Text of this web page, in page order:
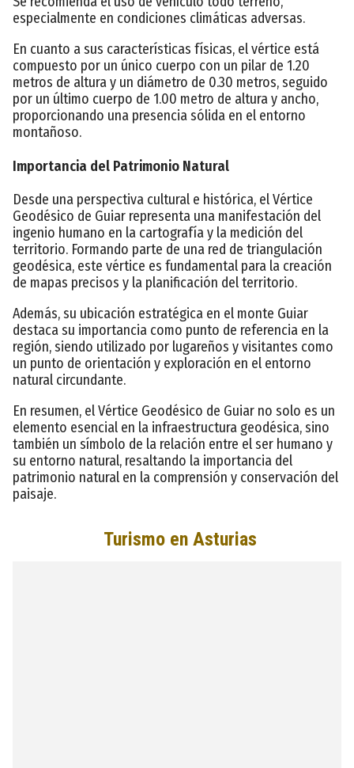
especialmente en condiciones climáticas adversas.
En cuanto a sus características físicas, el vértice está
compuesto por un único cuerpo con un pilar de 1.20
metros de altura y un diámetro de 0.30 metros, seguido
por un último cuerpo de 1.00 metro de altura y ancho,
proporcionando una presencia sólida en el entorno
montañoso.
Importancia del Patrimonio Natural
Desde una perspectiva cultural e histórica, el Vértice
Geodésico de Guiar representa una manifestación del
ingenio humano en la cartografía y la medición del
territorio. Formando parte de una red de triangulación
geodésica, este vértice es fundamental para la creación
de mapas precisos y la planificación del territorio.
Además, su ubicación estratégica en el monte Guiar
destaca su importancia como punto de referencia en la
región, siendo utilizado por lugareños y visitantes como
un punto de orientación y exploración en el entorno
natural circundante.
En resumen, el Vértice Geodésico de Guiar no solo es un
elemento esencial en la infraestructura geodésica, sino
también un símbolo de la relación entre el ser humano y
su entorno natural, resaltando la importancia del
patrimonio natural en la comprensión y conservación del
paisaje.